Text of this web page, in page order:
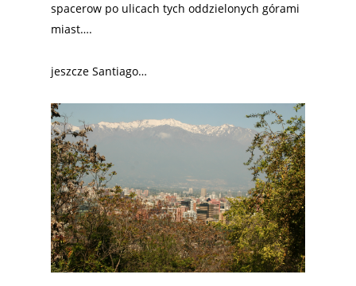
spacerow po ulicach tych oddzielonych górami
miast….
jeszcze Santiago…